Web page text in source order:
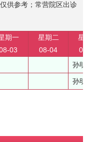
供参考；常营院区出诊
期一
03
星期二
08-04
星
孙
孙